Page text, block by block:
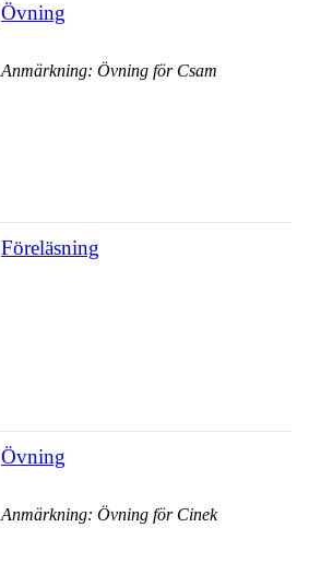
Övning
Anmärkning: Övning för Csam
Föreläsning
Övning
Anmärkning: Övning för Cinek